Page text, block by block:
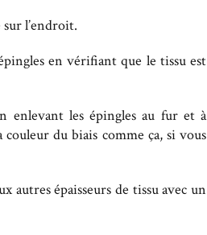
sur l’endroit.
en vérifiant que le tissu est
enlevant les épingles au fur et à
du biais comme ça, si vous
autres épaisseurs de tissu avec un